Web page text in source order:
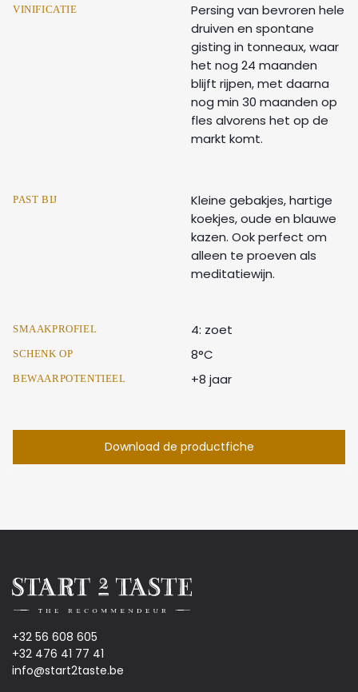
VINIFICATIE
Persing van bevroren hele
druiven en spontane
gisting in tonneaux, waar
het nog 24 maanden
blijft rijpen, met daarna
nog min 30 maanden op
fles alvorens het op de
markt komt.
PAST BIJ
Kleine gebakjes, hartige
koekjes, oude en blauwe
kazen. Ook perfect om
alleen te proeven als
meditatiewijn.
SMAAKPROFIEL 4: zoet
SCHENK OP 8°C
BEWAARPOTENTIEEL +8 jaar
Download de productfiche
+32 56 608 605
+32 476 41 77 41
info@start2taste.be